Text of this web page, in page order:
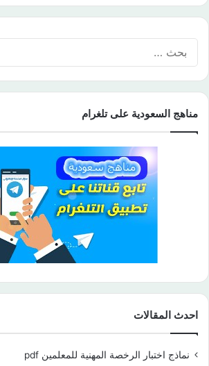
مناهج السعودية على تلغرام
احدث المقالات
نماذج اختبار الرخصة المهنية للمعلمين pdf